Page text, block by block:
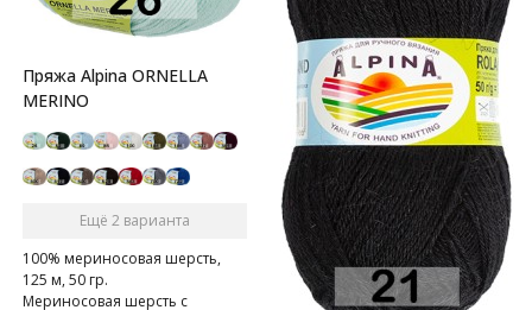
Пряжа Alpina ORNELLA
MERINO
Ещё 2 варианта
100% мериносовая шерсть,
125 м, 50 гр.
Мериносовая шерсть с